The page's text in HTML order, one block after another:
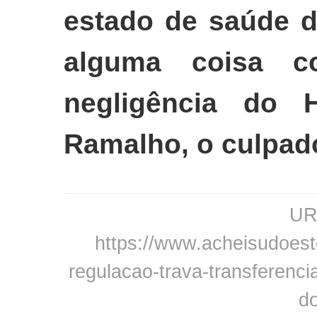
estado de saúde
alguma coisa
negligência do
Ramalho, o
https://
regulacao-trava-